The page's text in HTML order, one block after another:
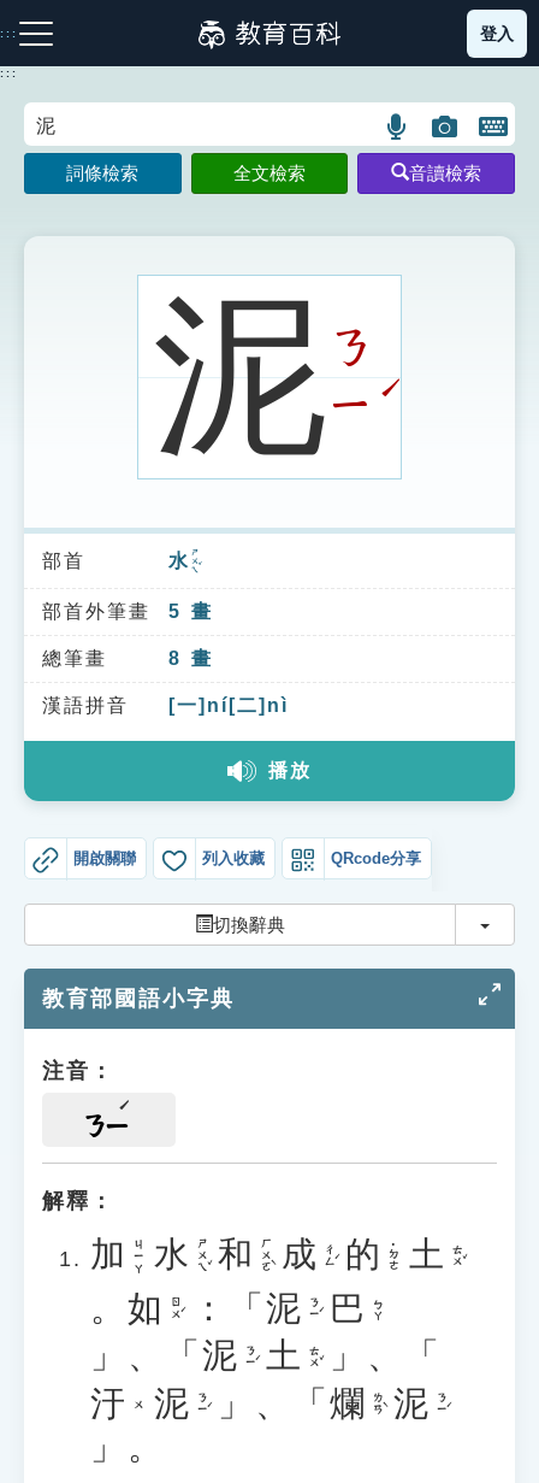
到
主
:::
注音索引圖示 筆畫索引圖示 部首索引表圖示
索引選單
知識索引
單字索引
生命大百科索引
登入
:::
語
言
搜
示
圖
片
搜
開
鍵
圖
詞條檢索 全文檢索 音讀檢索
泥ㄋ
ㄧˊ
部首 水 ㄕㄨㄟˇ
部首外筆畫 5 畫
總筆畫 8 畫
漢語拼音 [一]ní[二]nì
播放
開啟關聯 列入收藏 QRcode分享
切換辭典 切換
教育部國語小字典
注音：
ㄋㄧ
解釋：
加 ㄐㄧㄚ 水 ㄕㄨㄟˇ 和 ㄏㄨㄛˋ 成 ㄔㄥˊ 的 ˙ㄉㄜ 土 ㄊㄨˇ
。 如 ㄖㄨˊ ：「 泥 ㄋㄧˊ 巴 ㄅㄚ
」、「 泥 ㄋㄧˊ 土 ㄊㄨˇ
」、「
汙
ㄨ 泥 ㄋㄧˊ 」、「 爛 ㄌㄢˋ 泥 ㄋㄧˊ
」。